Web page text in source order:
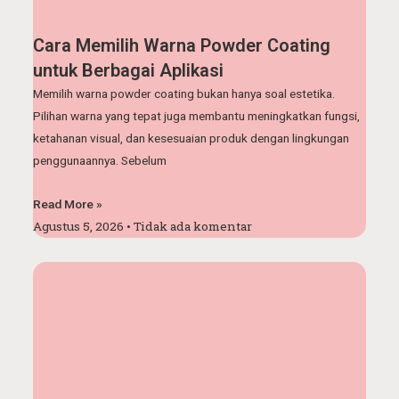
Cara Memilih Warna Powder Coating
untuk Berbagai Aplikasi
Memilih warna powder coating bukan hanya soal estetika.
Pilihan warna yang tepat juga membantu meningkatkan fungsi,
ketahanan visual, dan kesesuaian produk dengan lingkungan
penggunaannya. Sebelum
Read More »
Agustus 5, 2026 Tidak ada komentar